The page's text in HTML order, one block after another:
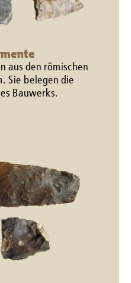
aus den römischen
Sie belegen die
Bauwerks.